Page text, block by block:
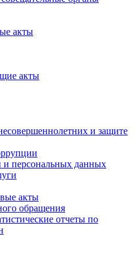
акты
акты
и защите
персональных данных
акты
обращения
отчеты по